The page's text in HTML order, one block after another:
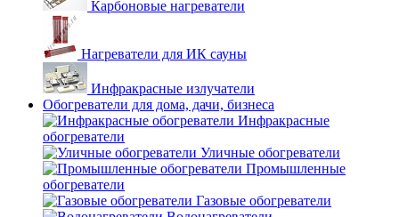
Карбоновые нагреватели
Нагреватели для ИК сауны
Инфракрасные излучатели
Обогреватели для дома, дачи, бизнеса
Инфракрасные
обогреватели
Уличные обогреватели
Промышленные
обогреватели
Газовые обогреватели